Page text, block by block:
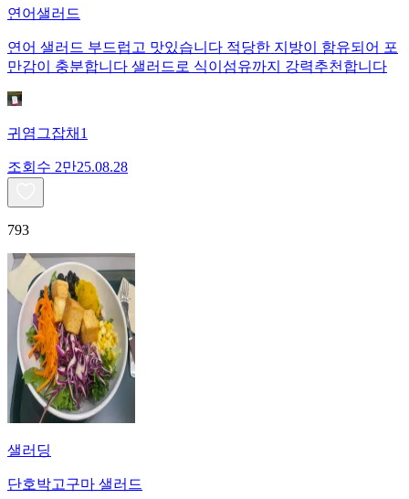
연어샐러드
연어 샐러드 부드럽고 맛있습니다 적당한 지방이 함유되어 포
만감이 충분합니다 샐러드로 식이섬유까지 강력추천합니다
귀염그잡채1
조회수 2만25.08.28
793
샐러딩
단호박고구마 샐러드